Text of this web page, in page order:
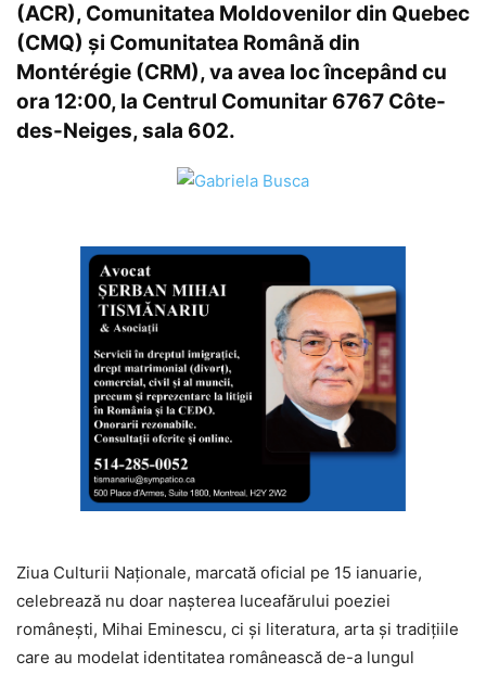
(ACR), Comunitatea Moldovenilor din Quebec
(CMQ) și Comunitatea Română din
Montérégie (CRM), va avea loc începând cu
ora 12:00, la Centrul Comunitar 6767 Côte-
des-Neiges, sala 602.
Ziua Culturii Naționale, marcată oficial pe 15 ianuarie,
celebrează nu doar nașterea luceafărului poeziei
românești, Mihai Eminescu, ci și literatura, arta și tradițiile
care au modelat identitatea românească de-a lungul